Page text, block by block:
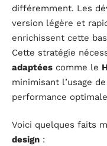
différemment. Les
version légère et
enrichissent cette
Cette stratégie
adaptées comme le
minimisant l’usage de
performance
Voici quelques faits
design :